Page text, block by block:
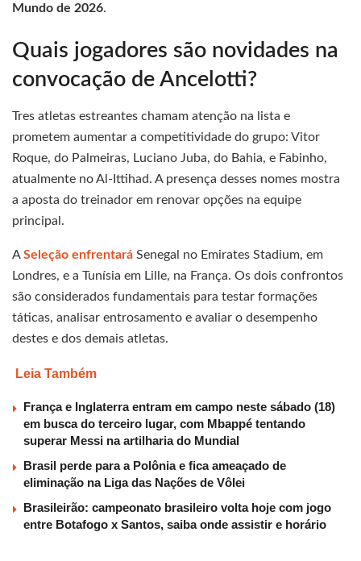
Mundo de 2026.
Quais jogadores são novidades na
convocação de Ancelotti?
Tres atletas estreantes chamam atenção na lista e
prometem aumentar a competitividade do grupo: Vitor
Roque, do Palmeiras, Luciano Juba, do Bahia, e Fabinho,
atualmente no Al-Ittihad. A presença desses nomes mostra
a aposta do treinador em renovar opções na equipe
principal.
ASeleção enfrentará Senegal no Emirates Stadium, em
Londres, e a Tunísia em Lille, na França. Os dois confrontos
são considerados fundamentais para testar formações
táticas, analisar entrosamento e avaliar o desempenho
destes e dos demais atletas.
Leia Também
França e Inglaterra entram em campo neste sábado (18)
em busca do terceiro lugar, com Mbappé tentando
superar Messi na artilharia do Mundial
Brasil perde para a Polônia e fica ameaçado de
eliminação na Liga das Nações de Vôlei
Brasileirão: campeonato brasileiro volta hoje com jogo
entre Botafogo x Santos, saiba onde assistir e horário